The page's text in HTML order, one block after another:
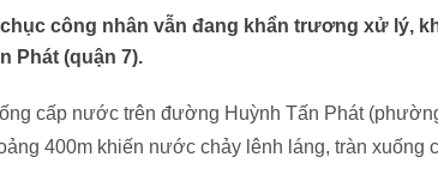
công nhân vẫn đang khẩn trương xử lý,
Phát (quận 7).
cấp nước trên đường Huỳnh Tấn Phát
400m khiến nước chảy lênh láng, tràn xuống